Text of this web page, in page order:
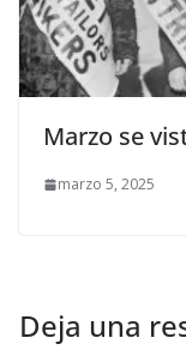
Marzo se
marzo 5, 2025
Deja una